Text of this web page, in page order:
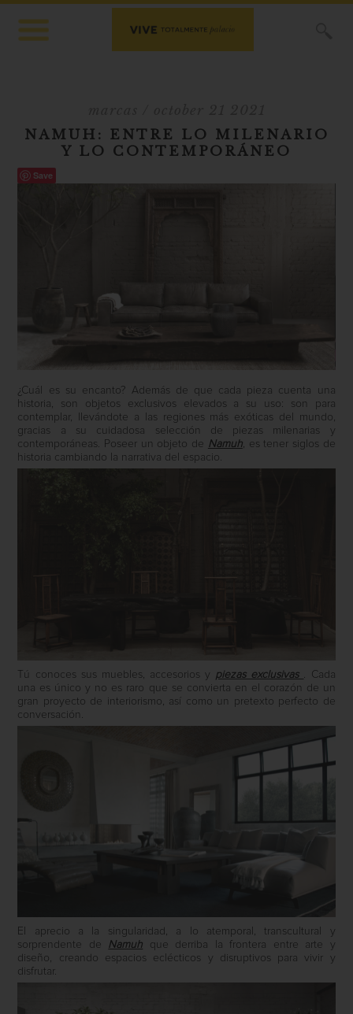
NAMUH: ENTRE LO MILENARIO
Y LO CONTEMPORÁNEO
Save
¿Cuál es su encanto? Además de que cada pieza cuenta una
historia, son objetos exclusivos elevados a su uso: son para
contemplar, llevándote a las regiones más exóticas del mundo,
gracias a su cuidadosa selección de piezas milenarias y
contemporáneas. Poseer un objeto de Namuh, es tener siglos de
historia cambiando la narrativa del espacio.
Tú conoces sus muebles, accesorios y piezas exclusivas
. Cada
una es único y no es raro que se convierta en el corazón de un
gran proyecto de interiorismo, así como un pretexto perfecto de
conversación.
El aprecio a la singularidad, a lo atemporal, transcultural y
sorprendente de Namuh que derriba la frontera entre arte y
diseño, creando espacios eclécticos y disruptivos para vivir y
disfrutar.